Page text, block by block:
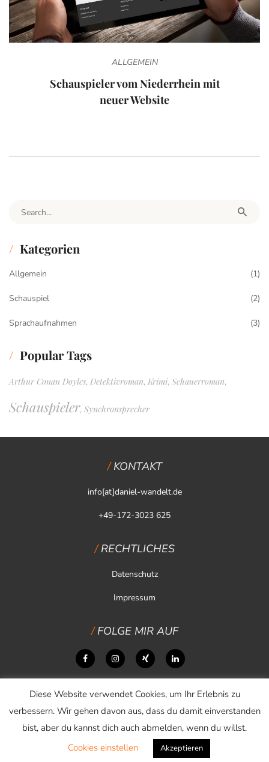
ALLGEMEIN
Schauspieler vom Niederrhein mit
neuer Website
Search for:
Kategorien
Allgemein (1)
Schauspiel (2)
Sprachaufnahmen (3)
Popular Tags
Arthur Conan Doyles, Detektivroman, Krimi, Schauerroman,
Schauspieler, Synchronsprecher
KONTAKT
info[at]daniel-wandelt.de
+49-172-3023 625
RECHTLICHES
Datenschutz
Impressum
FOLGE MIR AUF
Copyright © 2026 Daniel Wandelt
Diese Website verwendet Cookies, um Ihr Erlebnis zu
verbessern. Wir gehen davon aus, dass du damit einverstanden
bist, aber du kannst dich auch abmelden, wenn du willst.
Cookies einstellen
Akzeptieren